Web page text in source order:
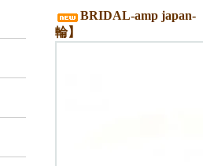
BRIDAL-amp
輪】